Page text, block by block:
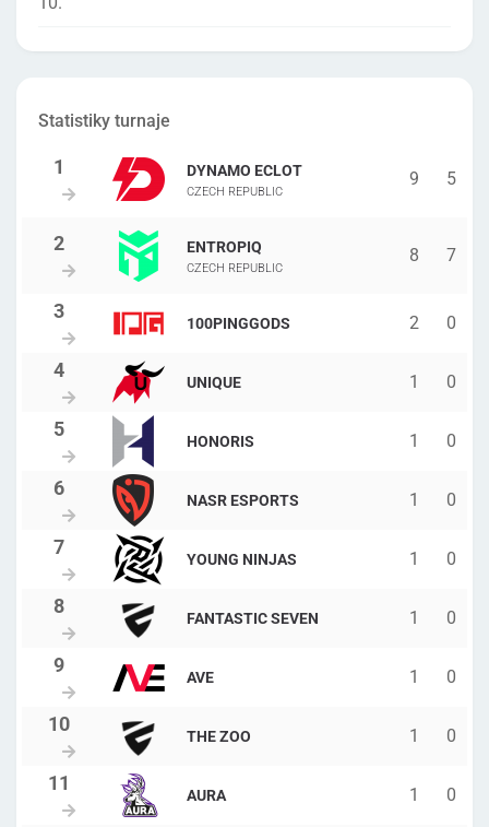
Statistiky turnaje
DYNAMO ECLOT
CZECH REPUBLIC
9 5
ENTROPIQ
CZECH REPUBLIC
8 7
100PINGGODS 2 0
UNIQUE 1 0
HONORIS 1 0
NASR ESPORTS 1 0
YOUNG NINJAS 1 0
FANTASTIC SEVEN 1 0
AVE 1 0
THE ZOO 1 0
AURA 1 0